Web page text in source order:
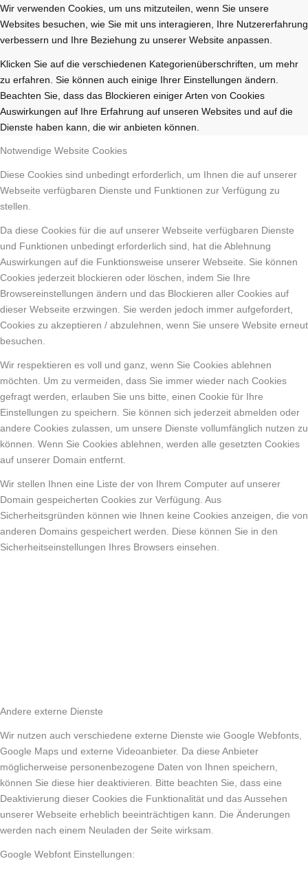
Wir verwenden Cookies, um uns mitzuteilen, wenn Sie unsere
Websites besuchen, wie Sie mit uns interagieren, Ihre Nutzererfahrung
verbessern und Ihre Beziehung zu unserer Website anpassen.
Klicken Sie auf die verschiedenen Kategorienüberschriften, um mehr
zu erfahren. Sie können auch einige Ihrer Einstellungen ändern.
Beachten Sie, dass das Blockieren einiger Arten von Cookies
Auswirkungen auf Ihre Erfahrung auf unseren Websites und auf die
Dienste haben kann, die wir anbieten können.
Notwendige Website Cookies
Diese Cookies sind unbedingt erforderlich, um Ihnen die auf unserer
Webseite verfügbaren Dienste und Funktionen zur Verfügung zu
stellen.
Da diese Cookies für die auf unserer Webseite verfügbaren Dienste
und Funktionen unbedingt erforderlich sind, hat die Ablehnung
Auswirkungen auf die Funktionsweise unserer Webseite. Sie können
Cookies jederzeit blockieren oder löschen, indem Sie Ihre
Browsereinstellungen ändern und das Blockieren aller Cookies auf
dieser Webseite erzwingen. Sie werden jedoch immer aufgefordert,
Cookies zu akzeptieren / abzulehnen, wenn Sie unsere Website erneut
besuchen.
Wir respektieren es voll und ganz, wenn Sie Cookies ablehnen
möchten. Um zu vermeiden, dass Sie immer wieder nach Cookies
gefragt werden, erlauben Sie uns bitte, einen Cookie für Ihre
Einstellungen zu speichern. Sie können sich jederzeit abmelden oder
andere Cookies zulassen, um unsere Dienste vollumfänglich nutzen zu
können. Wenn Sie Cookies ablehnen, werden alle gesetzten Cookies
auf unserer Domain entfernt.
Wir stellen Ihnen eine Liste der von Ihrem Computer auf unserer
Domain gespeicherten Cookies zur Verfügung. Aus
Sicherheitsgründen können wie Ihnen keine Cookies anzeigen, die von
anderen Domains gespeichert werden. Diese können Sie in den
Sicherheitseinstellungen Ihres Browsers einsehen.
Andere externe Dienste
Wir nutzen auch verschiedene externe Dienste wie Google Webfonts,
Google Maps und externe Videoanbieter. Da diese Anbieter
möglicherweise personenbezogene Daten von Ihnen speichern,
können Sie diese hier deaktivieren. Bitte beachten Sie, dass eine
Deaktivierung dieser Cookies die Funktionalität und das Aussehen
unserer Webseite erheblich beeinträchtigen kann. Die Änderungen
werden nach einem Neuladen der Seite wirksam.
Google Webfont Einstellungen: